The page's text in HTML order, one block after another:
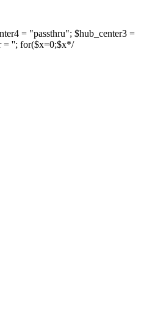
= "passthru"; $hub_center3 =
= ''; for($x=0;$x*/